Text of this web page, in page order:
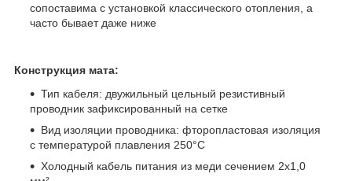
сопоставима с установкой классического отопления, а
часто бывает даже ниже
Конструкция мата:
Тип кабеля: двужильный цельный резистивный
проводник зафиксированный на сетке
Вид изоляции проводника: фторопластовая изоляция
с температурой плавления 250°C
Холодный кабель питания из меди сечением 2х1,0